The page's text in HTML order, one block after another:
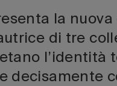
la
di tre
l’identità
decisamente